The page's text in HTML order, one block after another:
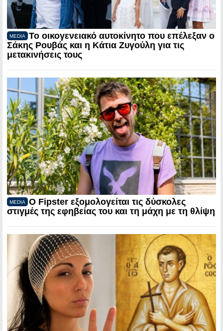
MEDIA
Το οικογενειακό αυτοκίνητο που επέλεξαν ο
Σάκης Ρουβάς και η Κάτια Ζυγούλη για τις
μετακινήσεις τους
MEDIA
Ο Fipster εξομολογείται τις δύσκολες
στιγμές της εφηβείας του και τη μάχη με τη θλίψη